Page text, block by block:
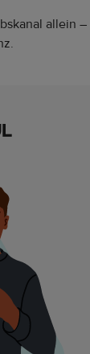
allein